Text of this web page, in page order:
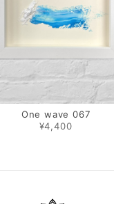
One wave 067
¥4,400